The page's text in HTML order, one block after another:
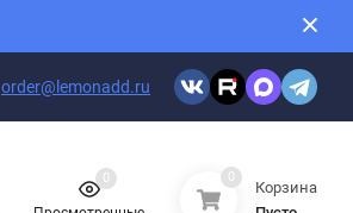
order@lemonadd.ru
0 0
Корзина